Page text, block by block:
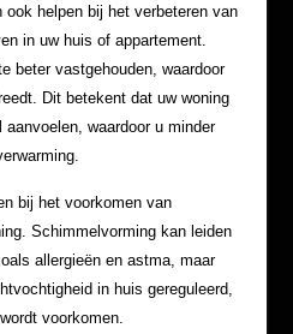
ook helpen bij het verbeteren van
in uw huis of appartement.
beter vastgehouden, waardoor
Dit betekent dat uw woning
waardoor u minder
bij het voorkomen van
Schimmelvorming kan leiden
allergieën en astma, maar
in huis gereguleerd,
voorkomen.